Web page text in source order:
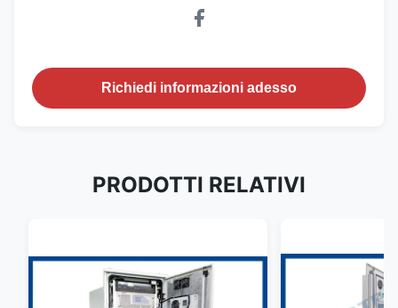
Richiedi informazioni adesso
PRODOTTI RELATIVI